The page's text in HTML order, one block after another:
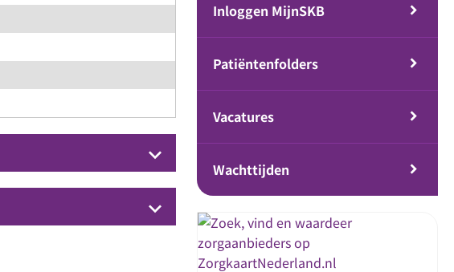
keyboard_arrow_down
keyboard_arrow_down
Inloggen MijnSKB
Patiëntenfolders
Vacatures
Wachttijden